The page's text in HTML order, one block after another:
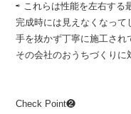
⇨ これらは性能を左右する
完成時には見えなくなって
手を抜かず丁寧に施工され
その会社のおうちづくりに
Check Point❷